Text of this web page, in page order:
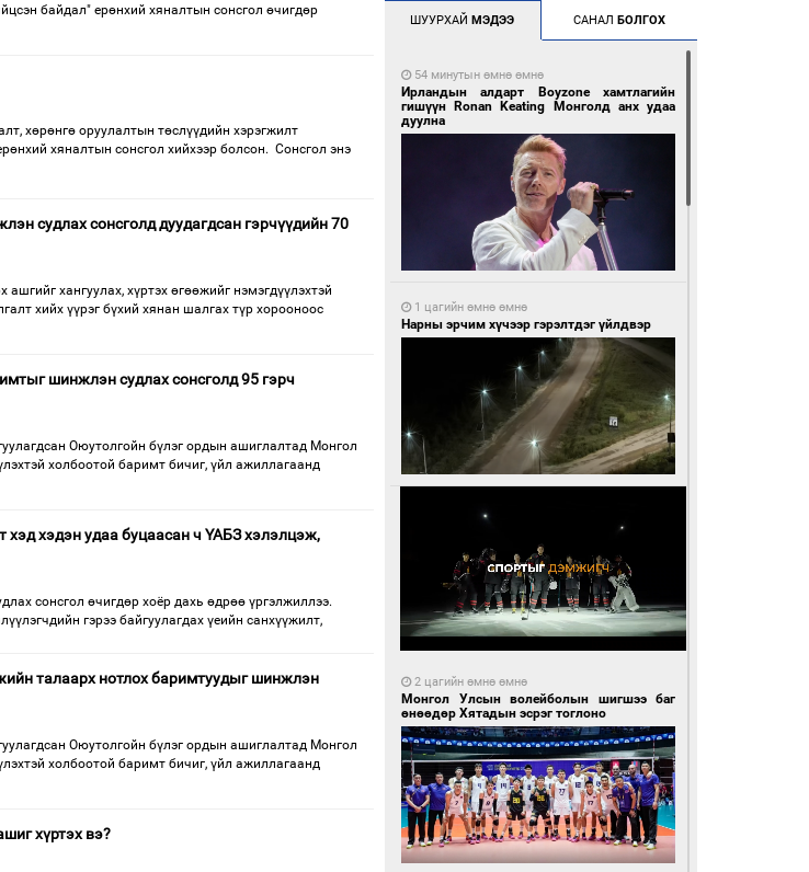
байдал" ерөнхий хяналтын сонсгол өчигдөр
хөрөнгө оруулалтын төслүүдийн хэрэгжилт
хяналтын сонсгол хийхээр болсон. Сонсгол энэ
судлах сонсголд дуудагдсан гэрчүүдийн 70
хангуулах, хүртэх өгөөжийг нэмэгдүүлэхтэй
хийх үүрэг бүхий хянан шалгах түр хорооноос
шинжлэн судлах сонсголд 95 гэрч
Оюутолгойн бүлэг ордын ашиглалтад Монгол
холбоотой баримт бичиг, үйл ажиллагаанд
хэд хэдэн удаа буцаасан ч ҮАБЗ хэлэлцэж,
сонсгол өчигдөр хоёр дахь өдрөө үргэлжиллээ.
гэрээ байгуулагдах үеийн санхүүжилт,
талаарх нотлох баримтуудыг шинжлэн
Оюутолгойн бүлэг ордын ашиглалтад Монгол
холбоотой баримт бичиг, үйл ажиллагаанд
хүртэх вэ?
ШУУРХАЙМЭДЭЭ САНАЛБОЛГОХ
54 минутын өмнө өмнө
Ирландын алдарт Boyzone хамтлагийн
гишүүн Ronan Keating Монголд анх удаа
дуулна
1 цагийн өмнө өмнө
Нарны эрчим хүчээр гэрэлтдэг үйлдвэр
2 цагийн өмнө өмнө
Монгол Улсын волейболын шигшээ баг
өнөөдөр Хятадын эсрэг тоглоно